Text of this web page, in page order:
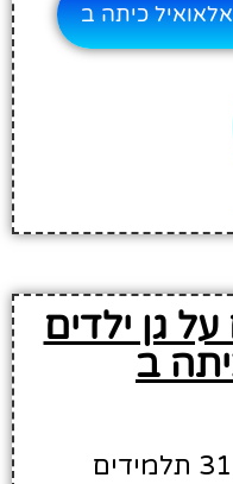
אלאואיל כיתה ב
גן ילדים
ב